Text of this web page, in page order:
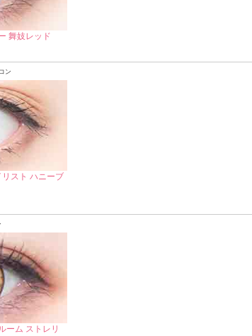
舞妓レッド
ン
スト ハニーブ
ーム ストレリ